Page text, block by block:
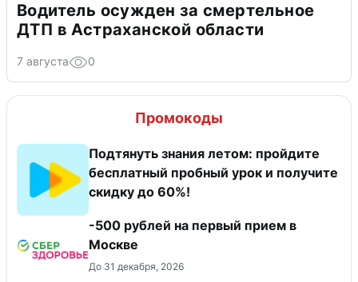
Водитель осужден за смертельное
ДТП в Астраханской области
7 августа 0
Промокоды
Подтянуть знания летом: пройдите
бесплатный пробный урок и получите
скидку до 60%!
-500 рублей на первый прием в
Москве
До 31 декабря, 2026